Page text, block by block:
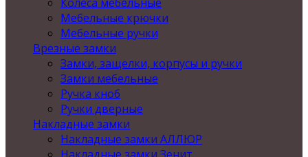
Мебельные крючки
Мебельные ручки
Врезные замки
Замки, защелки, корпусы и ручки
Замки мебельные
Ручка кноб
Ручки дверные
Накладные замки
Накладные замки АЛЛЮР